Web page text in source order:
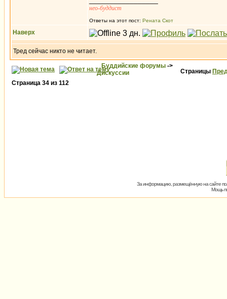
нео-буддист
Ответы на этот пост: Рената Скот
Наверх
Тред сейчас никто не читает.
Буддийские форумы ->
Дискуссии
Страницы
Страница 34 из 112
За информацию, размещённую на сайте
Мощь